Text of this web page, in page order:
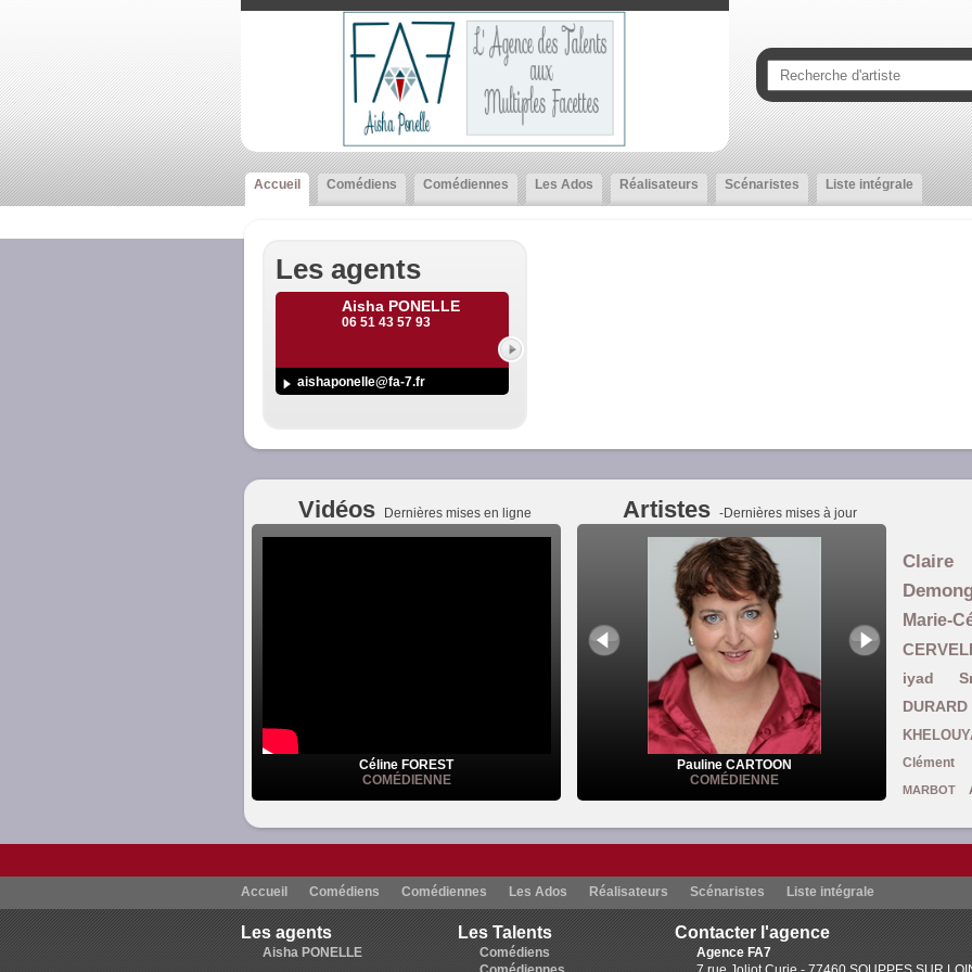
Accueil Comédiens Comédiennes Les Ados Réalisateurs Scénaristes Liste intégrale
Les agents
Aisha PONELLE
06 51 43 57 93
aishaponelle@fa-7.fr
Vidéos Dernières mises en ligne
Céline FOREST
COMÉDIENNE
Artistes -Dernières mises à jour
Pauline CARTOON
COMÉDIENNE
Claire
Marie-
iyad
DURARD
Clément
MARBOT
Carine
Guillemette
Accueil Comédiens Comédiennes Les Ados Réalisateurs Scénaristes Liste intégrale
Les agents
Aisha PONELLE
Les Talents
Comédiens
Contacter l'agence
Agence FA7